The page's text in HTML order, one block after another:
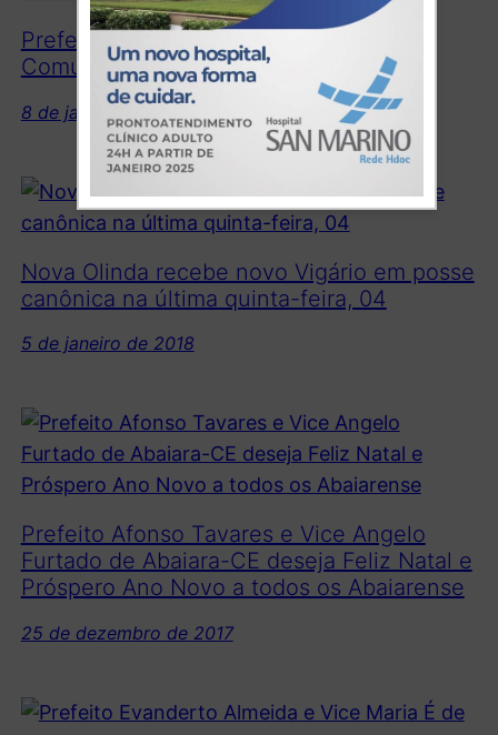
Prefeito reúne com Associação
Comunitária da Vacaria no Ibicatu
8 de janeiro de 2018
Nova Olinda recebe novo Vigário em posse
canônica na última quinta-feira, 04
5 de janeiro de 2018
Prefeito Afonso Tavares e Vice Angelo
Furtado de Abaiara-CE deseja Feliz Natal e
Próspero Ano Novo a todos os Abaiarense
25 de dezembro de 2017